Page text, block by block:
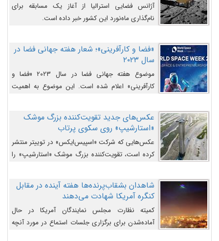
آژانس فضایی استرالیا از آغاز یک مسابقه برای
نام‌گذاری ماه‌نورد این کشور خبر داده است.
«فضا و کارآفرینی»؛ شعار هفته جهانی فضا در
سال ۲۰۲۳
موضوع هفته جهانی فضا در سال ۲۰۲۳ «فضا و
کارآفرینی» اعلام شده است. این موضوع به اهمیت
روزافزون کارآفرینی در حوزه فضایی و مزایای جدیدی که
کارآفرینان این حوزه ایجاد می‌کنند، می‌پردازد.
عکس‌های جدید تقویت‌کننده بزرگ موشک
«استارشیپ» روی سکوی پرتاب
عکس‌هایی که شرکت «اسپیس‌ایکس» در توییتر منتشر
کرده است، تقویت‌کننده بزرگ موشک «استارشیپ» را
شاهدان بشقاب‌پرنده‌ها هفته آینده در مقابل
کنگره آمریکا شهادت می‌دهند
کمیته نظارت مجلس نمایندگان آمریکا در حال
آماده‌شدن برای برگزاری جلسات استماع در مورد آنچه